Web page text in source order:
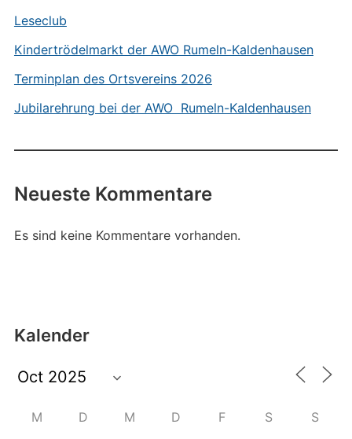
Leseclub
Kindertrödelmarkt der AWO Rumeln-Kaldenhausen
Terminplan des Ortsvereins 2026
Jubilarehrung bei der AWO Rumeln-Kaldenhausen
Neueste Kommentare
Es sind keine Kommentare vorhanden.
Kalender
M D M D F S S